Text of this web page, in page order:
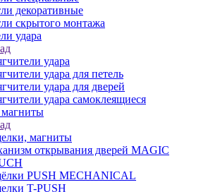
декоративные
скрытого монтажа
удара
удара
удара для петель
удара для дверей
удара самоклеящиеся
магниты
открывания дверей MAGIC
PUSH MECHANICAL
T-PUSH